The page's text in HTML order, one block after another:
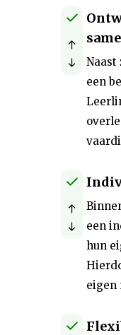
een
een
hun
eigen